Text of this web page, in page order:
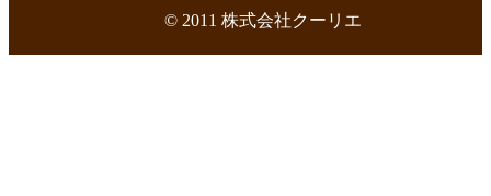
© 2011 株式会社クーリエ